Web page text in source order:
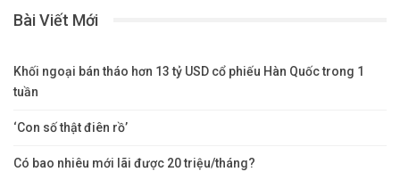
Bài Viết Mới
Khối ngoại bán tháo hơn 13 tỷ USD cổ phiếu Hàn Quốc trong 1
tuần
‘Con số thật điên rồ’
Có bao nhiêu mới lãi được 20 triệu/tháng?